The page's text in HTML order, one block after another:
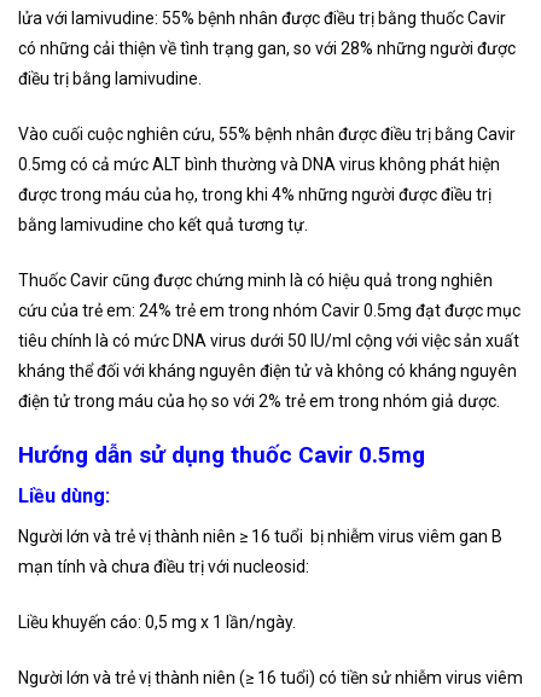
lửa với lamivudine: 55% bệnh nhân được điều trị bằng thuốc Cavir
có những cải thiện về tình trạng gan, so với 28% những người được
điều trị bằng lamivudine.
Vào cuối cuộc nghiên cứu, 55% bệnh nhân được điều trị bằng Cavir
0.5mg có cả mức ALT bình thường và DNA virus không phát hiện
được trong máu của họ, trong khi 4% những người được điều trị
bằng lamivudine cho kết quả tương tự.
Thuốc Cavir cũng được chứng minh là có hiệu quả trong nghiên
cứu của trẻ em: 24% trẻ em trong nhóm Cavir 0.5mg đạt được mục
tiêu chính là có mức DNA virus dưới 50 IU/ml cộng với việc sản xuất
kháng thể đối với kháng nguyên điện tử và không có kháng nguyên
điện tử trong máu của họ so với 2% trẻ em trong nhóm giả dược.
Hướng dẫn sử dụng thuốc Cavir 0.5mg
Liều dùng:
Người lớn và trẻ vị thành niên ≥ 16 tuổi bị nhiễm virus viêm gan B
mạn tính và chưa điều trị với nucleosid:
Liều khuyến cáo: 0,5 mg x 1 lần/ngày.
Người lớn và trẻ vị thành niên (≥ 16 tuổi) có tiền sử nhiễm virus viêm